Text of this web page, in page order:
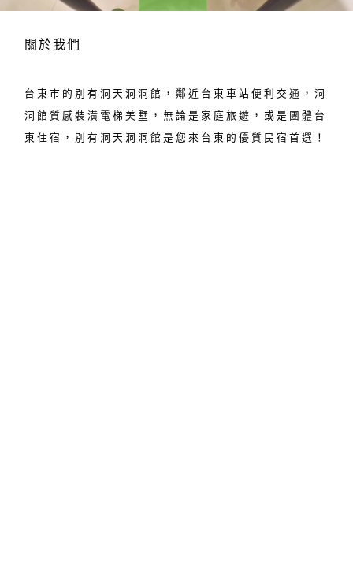
關於我們
台東市的別有洞天洞洞館，鄰近台東車站便利交通，洞
洞館質感裝潢電梯美墅，無論是家庭旅遊，或是團體台
東住宿，別有洞天洞洞館是您來台東的優質民宿首選！